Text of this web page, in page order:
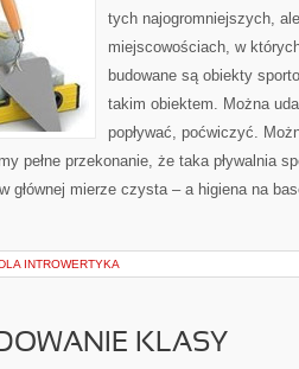
tych najogromniejszych,
miejscowościach, w
budowane są obiekty
takim obiektem. Można
popływać, poćwiczyć.
pełne przekonanie, że taka pływalnia
głównej mierze czysta – a higiena na
INTROWERTYKA
KLASY